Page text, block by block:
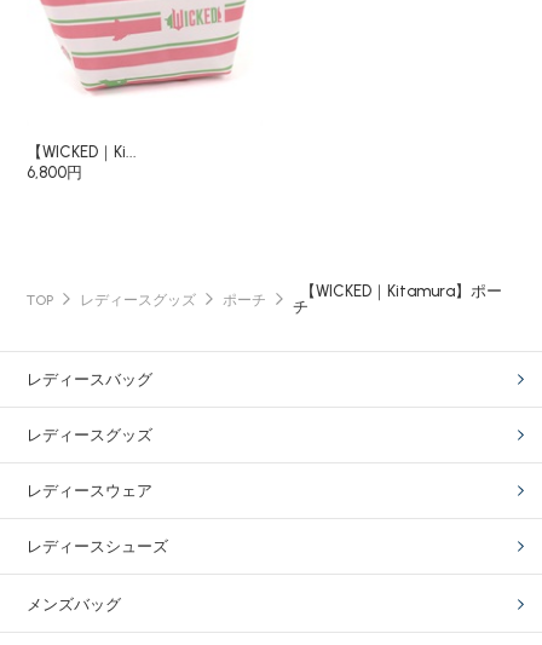
【WICKED｜Ki...
6,800円
TOP レディースグッズ ポーチ
【WICKED｜Kitamura】ポー
チ
レディースバッグ
レディースグッズ
レディースウェア
レディースシューズ
メンズバッグ